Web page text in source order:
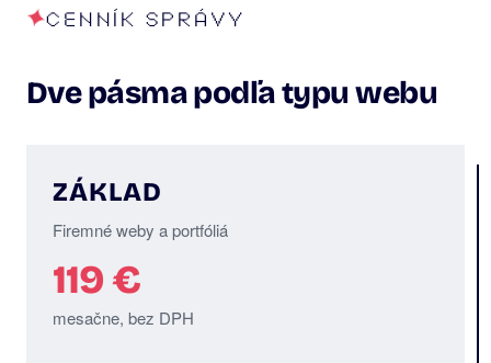
CENNÍK SPRÁVY
Dve pásma podľa typu webu
ZÁKLAD
Firemné weby a portfóliá
119 €
mesačne, bez DPH